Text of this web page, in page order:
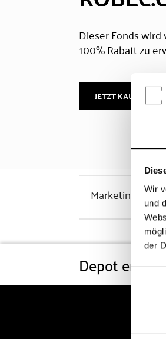
Wir
und
der
Dieser Fonds
100% Rabatt zu
JETZT KAUFEN
Depot